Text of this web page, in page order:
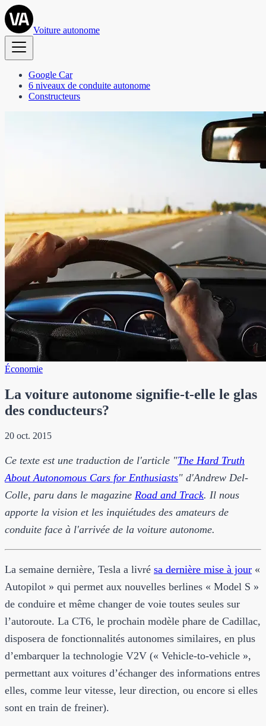
Voiture autonome
Google Car
6 niveaux de conduite autonome
Constructeurs
Économie
La voiture autonome signifie-t-elle le glas
des conducteurs?
20 oct. 2015
Ce texte est une traduction de l'article "The Hard Truth
About Autonomous Cars for Enthusiasts" d'Andrew Del-
Colle, paru dans le magazine Road and Track. Il nous
apporte la vision et les inquiétudes des amateurs de
conduite face à l'arrivée de la voiture autonome.
La semaine dernière, Tesla a livré sa dernière mise à jour «
Autopilot » qui permet aux nouvelles berlines « Model S »
de conduire et même changer de voie toutes seules sur
l’autoroute. La CT6, le prochain modèle phare de Cadillac,
disposera de fonctionnalités autonomes similaires, en plus
d’embarquer la technologie V2V (« Vehicle-to-vehicle »,
permettant aux voitures d’échanger des informations entres
elles, comme leur vitesse, leur direction, ou encore si elles
sont en train de freiner).